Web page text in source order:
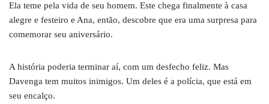
Ela teme pela vida de seu homem. Este chega finalmente à casa
alegre e festeiro e Ana, então, descobre que era uma surpresa para
comemorar seu aniversário.
A história poderia terminar aí, com um desfecho feliz. Mas
Davenga tem muitos inimigos. Um deles é a polícia, que está em
seu encalço.